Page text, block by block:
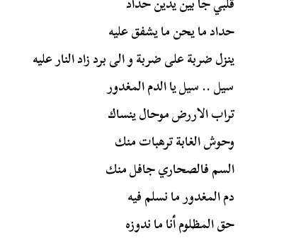
حداد ما يحن ما يشفق عليه
ينزل ضربة على ضربة و الى برد زاد النار عليه
سيل .. سيل يا الدم المغدور
تراب الاررض موحال ينساك
وحوش الغابة ترهبات منك
السم فالصحاري جافل منك
دم المغدور ما نسلم فيه
حق المظلوم أنا ما ندوزه